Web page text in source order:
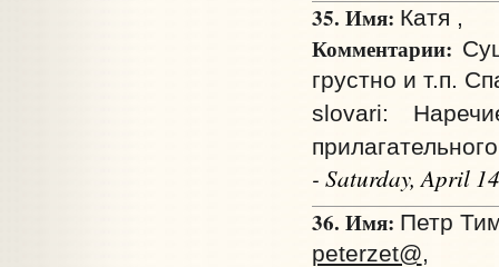
35. Имя: Катя ,
Комментарии:
грустно и т.п.
slovari:
- Saturday, April
36. Имя: Петр
peterzet@